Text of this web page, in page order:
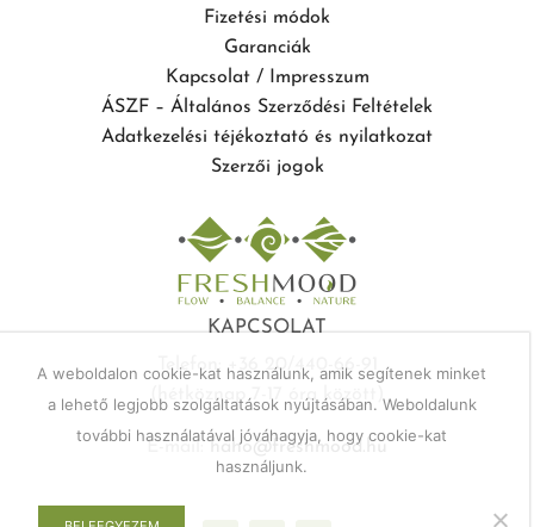
Fizetési módok
Garanciák
Kapcsolat / Impresszum
ÁSZF – Általános Szerződési Feltételek
Adatkezelési téjékoztató és nyilatkozat
Szerzői jogok
KAPCSOLAT
Telefon: +36 20/440-66-91
(hétköznap 7-17 óra között)
E-mail:haho@freshmood.hu
A weboldalon cookie-kat használunk, amik segítenek minket
a lehető legjobb szolgáltatások nyújtásában. Weboldalunk
további használatával jóváhagyja, hogy cookie-kat
használjunk.